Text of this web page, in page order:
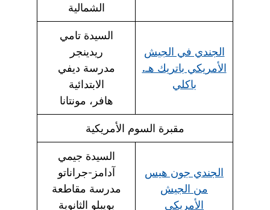
الشمالية
الجندي في الجيش
الأمريكي باتريك هـ.
باكلي
السيدة تامي
ريدينجر
مدرسة ديفي
الابتدائية
هافر، مونتانا
مقبرة السوم الأمريكية
الجندي جون هيس
من الجيش
الأمريكي
السيدة جيمي
آدامز-جراناتو
مدرسة مقاطعة
بويبلو الثانوية